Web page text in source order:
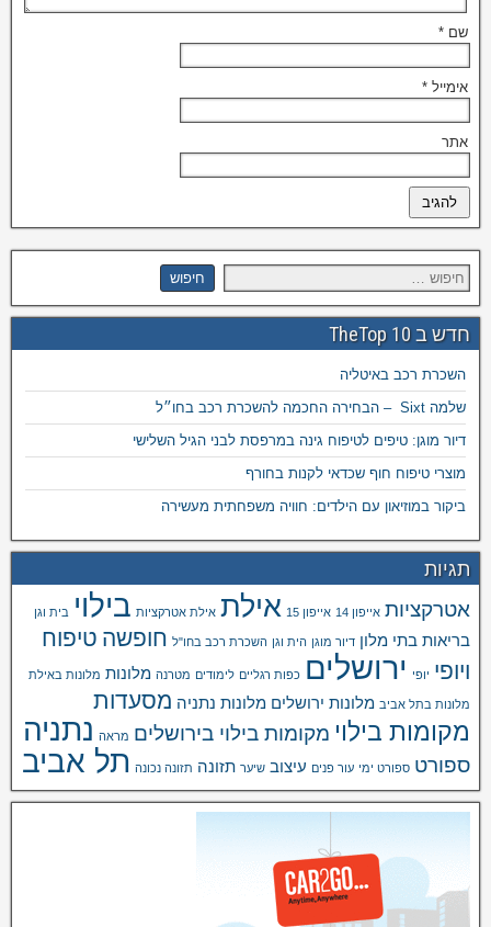
שם *
אימייל *
אתר
חדש ב TheTop 10
השכרת רכב באיטליה
שלמה Sixt – הבחירה החכמה להשכרת רכב בחו״ל
דיור מוגן: טיפים לטיפוח גינה במרפסת לבני הגיל השלישי
מוצרי טיפוח חוף שכדאי לקנות בחורף
ביקור במוזיאון עם הילדים: חוויה משפחתית מעשירה
תגיות
אטרקציות אייפון 14 אייפון 15 אילת אילת אטרקציות בילוי בית וגן
בריאות בתי מלון דיור מוגן הית וגן השכרת רכב בחו"ל חופשה טיפוח
ויופי יופי ירושלים כפות רגליים לימודים מטרנה מלונות מלונות באילת
מלונות בתל אביב מלונות ירושלים מלונות נתניה מסעדות
מקומות בילוי מקומות בילוי בירושלים מראה נתניה
ספורט ספורט ימי עור פנים עיצוב שיער תזונה תזונה נכונה תל אביב